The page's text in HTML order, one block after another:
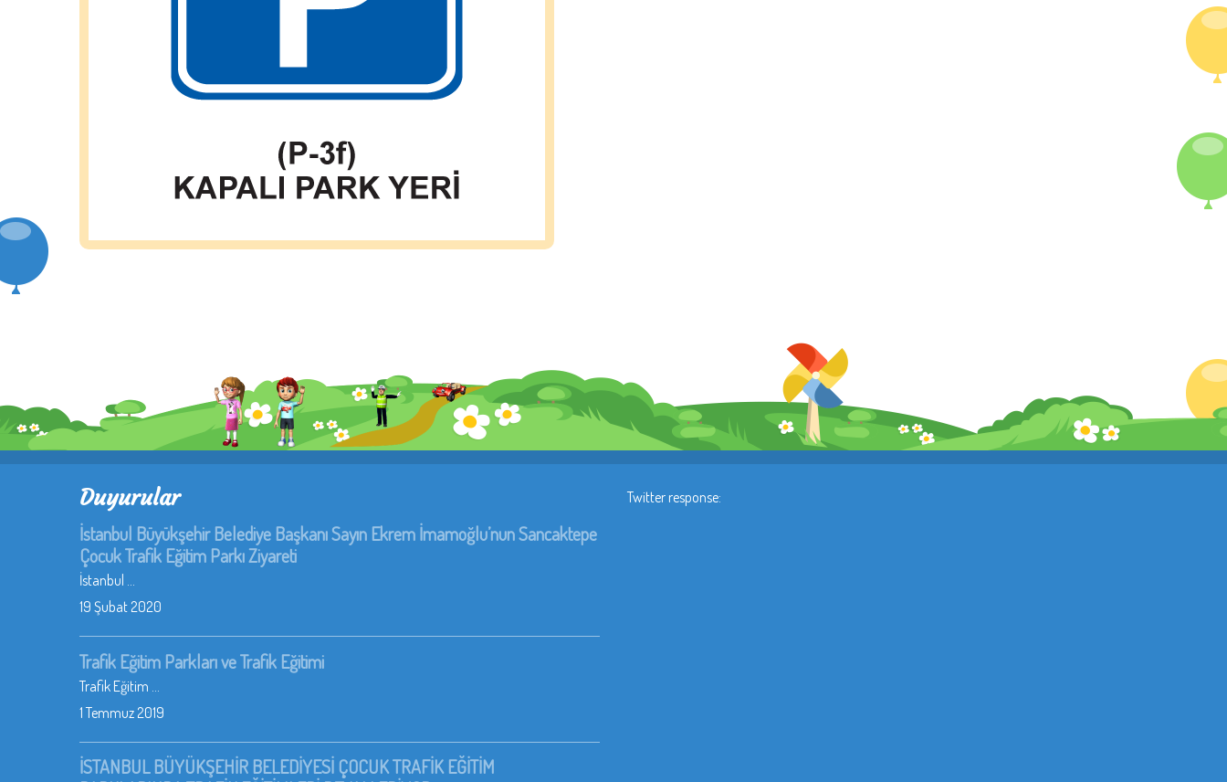
Duyurular
İstanbul Büyükşehir Belediye Başkanı Sayın Ekrem İmamoğlu’nun Sancaktepe
Çocuk Trafik Eğitim Parkı Ziyareti
İstanbul ...
19 Şubat 2020
Trafik Eğitim Parkları ve Trafik Eğitimi
Trafik Eğitim ...
1 Temmuz 2019
İSTANBUL BÜYÜKŞEHİR BELEDİYESİ ÇOCUK TRAFİK EĞİTİM
Twitter response: